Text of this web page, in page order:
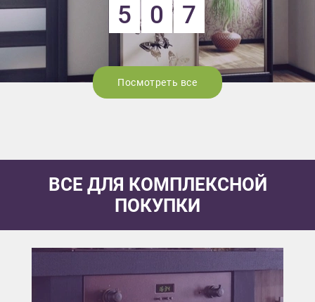
5 0 7
Посмотреть все
ВСЕ ДЛЯ КОМПЛЕКСНОЙ
ПОКУПКИ